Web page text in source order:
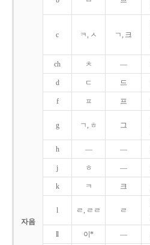
자음
c ㅋ, ㅅ ㄱ, 크
ch ㅊ ―
d ㄷ 드
f ㅍ 프
g ㄱ, ㅎ 그
h ― ―
j ㅎ ―
k ㅋ 크
l ㄹ, ㄹㄹ ㄹ
ll 이* ―